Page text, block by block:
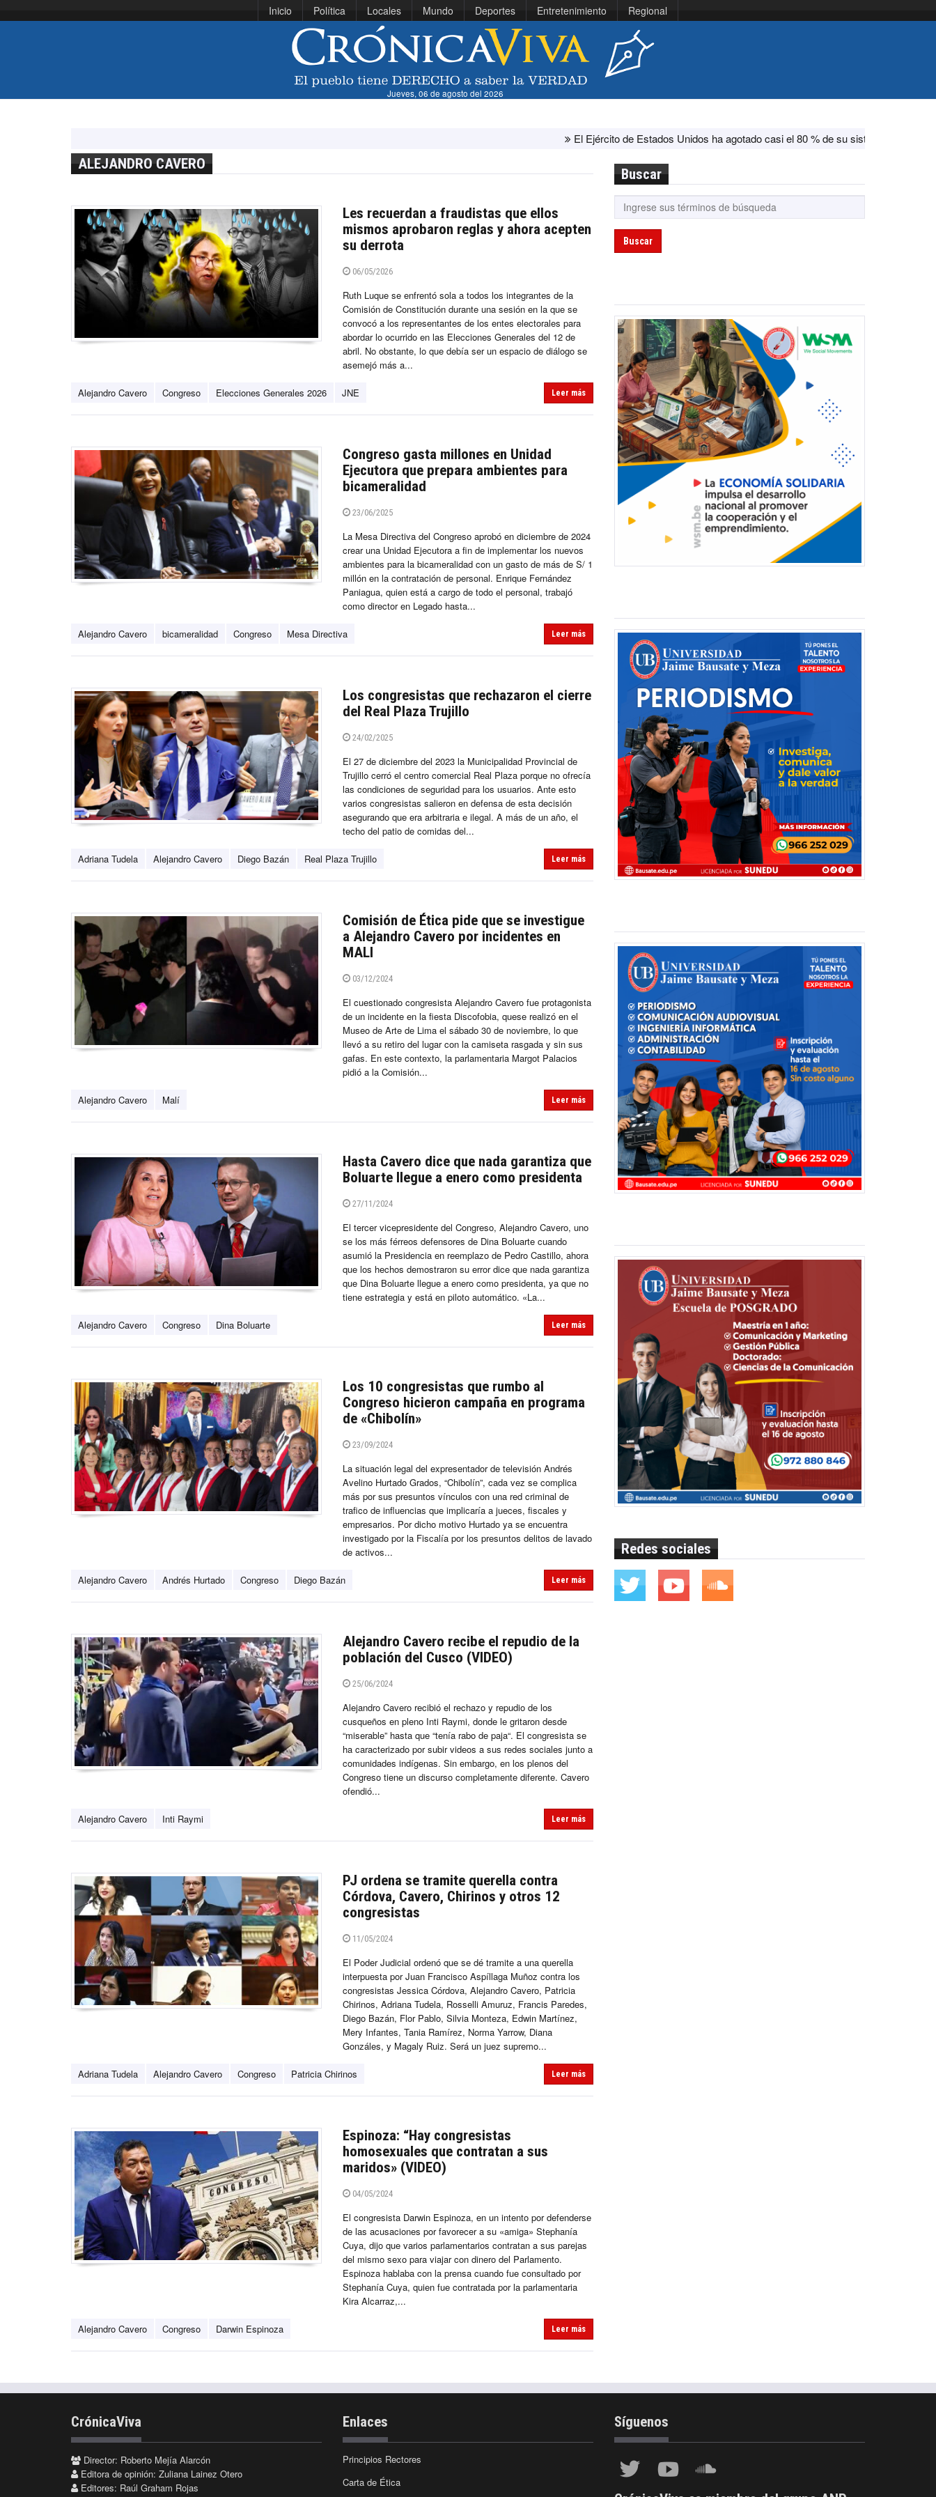
Inicio Política Locales Mundo Deportes Entretenimiento Regional
Jueves, 06 de agosto del 2026
El Ejército de Estados Unidos ha agotado casi el 80 % de su sistema antimisiles, según CNN
ALEJANDRO CAVERO
Les recuerdan a fraudistas que ellos
mismos aprobaron reglas y ahora acepten
su derrota
06/05/2026
Ruth Luque se enfrentó sola a todos los integrantes de la
Comisión de Constitución durante una sesión en la que se
convocó a los representantes de los entes electorales para
abordar lo ocurrido en las Elecciones Generales del 12 de
abril. No obstante, lo que debía ser un espacio de diálogo se
asemejó más a...
Alejandro Cavero Congreso Elecciones Generales 2026 JNE Leer más
Congreso gasta millones en Unidad
Ejecutora que prepara ambientes para
bicameralidad
23/06/2025
La Mesa Directiva del Congreso aprobó en diciembre de 2024
crear una Unidad Ejecutora a fin de implementar los nuevos
ambientes para la bicameralidad con un gasto de más de S/ 1
millón en la contratación de personal. Enrique Fernández
Paniagua, quien está a cargo de todo el personal, trabajó
como director en Legado hasta...
Alejandro Cavero bicameralidad Congreso Mesa Directiva Leer más
Los congresistas que rechazaron el cierre
del Real Plaza Trujillo
24/02/2025
El 27 de diciembre del 2023 la Municipalidad Provincial de
Trujillo cerró el centro comercial Real Plaza porque no ofrecía
las condiciones de seguridad para los usuarios. Ante esto
varios congresistas salieron en defensa de esta decisión
asegurando que era arbitraria e ilegal. A más de un año, el
techo del patio de comidas del...
Adriana Tudela Alejandro Cavero Diego Bazán Real Plaza Trujillo Leer más
Comisión de Ética pide que se investigue
a Alejandro Cavero por incidentes en
MALI
03/12/2024
El cuestionado congresista Alejandro Cavero fue protagonista
de un incidente en la fiesta Discofobia, quese realizó en el
Museo de Arte de Lima el sábado 30 de noviembre, lo que
llevó a su retiro del lugar con la camiseta rasgada y sin sus
gafas. En este contexto, la parlamentaria Margot Palacios
pidió a la Comisión...
Alejandro Cavero Malí Leer más
Hasta Cavero dice que nada garantiza que
Boluarte llegue a enero como presidenta
27/11/2024
El tercer vicepresidente del Congreso, Alejandro Cavero, uno
se los más férreos defensores de Dina Boluarte cuando
asumió la Presidencia en reemplazo de Pedro Castillo, ahora
que los hechos demostraron su error dice que nada garantiza
que Dina Boluarte llegue a enero como presidenta, ya que no
tiene estrategia y está en piloto automático. «La...
Alejandro Cavero Congreso Dina Boluarte Leer más
Los 10 congresistas que rumbo al
Congreso hicieron campaña en programa
de «Chibolín»
23/09/2024
La situación legal del expresentador de televisión Andrés
Avelino Hurtado Grados, “Chibolín”, cada vez se complica
más por sus presuntos vínculos con una red criminal de
trafico de influencias que implicaría a jueces, fiscales y
empresarios. Por dicho motivo Hurtado ya se encuentra
investigado por la Fiscalía por los presuntos delitos de lavado
de activos...
Alejandro Cavero Andrés Hurtado Congreso Diego Bazán Leer más
Alejandro Cavero recibe el repudio de la
población del Cusco (VIDEO)
25/06/2024
Alejandro Cavero recibió el rechazo y repudio de los
cusqueños en pleno Inti Raymi, donde le gritaron desde
“miserable” hasta que “tenía rabo de paja“. El congresista se
ha caracterizado por subir videos a sus redes sociales junto a
comunidades indígenas. Sin embargo, en los plenos del
Congreso tiene un discurso completamente diferente. Cavero
ofendió...
Alejandro Cavero Inti Raymi Leer más
PJ ordena se tramite querella contra
Córdova, Cavero, Chirinos y otros 12
congresistas
11/05/2024
El Poder Judicial ordenó que se dé tramite a una querella
interpuesta por Juan Francisco Aspíllaga Muñoz contra los
congresistas Jessica Córdova, Alejandro Cavero, Patricia
Chirinos, Adriana Tudela, Rosselli Amuruz, Francis Paredes,
Diego Bazán, Flor Pablo, Silvia Monteza, Edwin Martínez,
Mery Infantes, Tania Ramírez, Norma Yarrow, Diana
Gonzáles, y Magaly Ruiz. Será un juez supremo...
Adriana Tudela Alejandro Cavero Congreso Patricia Chirinos Leer más
Espinoza: “Hay congresistas
homosexuales que contratan a sus
maridos» (VIDEO)
04/05/2024
El congresista Darwin Espinoza, en un intento por defenderse
de las acusaciones por favorecer a su «amiga» Stephanía
Cuya, dijo que varios parlamentarios contratan a sus parejas
del mismo sexo para viajar con dinero del Parlamento.
Espinoza hablaba con la prensa cuando fue consultado por
Stephanía Cuya, quien fue contratada por la parlamentaria
Kira Alcarraz,...
Alejandro Cavero Congreso Darwin Espinoza Leer más
Buscar
Buscar
Redes sociales
CrónicaViva
Director: Roberto Mejía Alarcón
Editora de opinión: Zuliana Lainez Otero
Editores: Raúl Graham Rojas
Enlaces
Principios Rectores
Carta de Ética
Síguenos